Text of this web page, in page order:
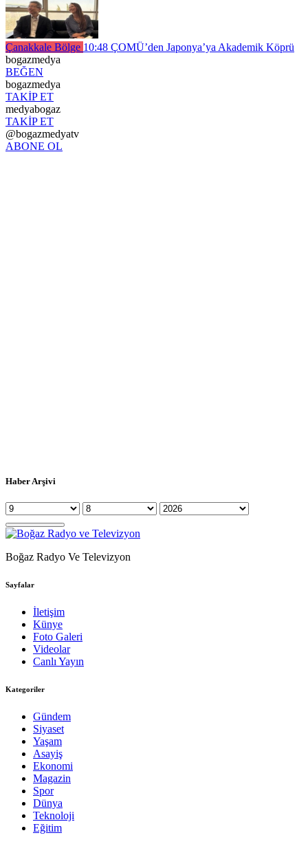
Çanakkale Bölge 10:48 ÇOMÜ’den Japonya’ya Akademik Köprü
bogazmedya
BEĞEN
bogazmedya
TAKİP ET
medyabogaz
TAKİP ET
@bogazmedyatv
ABONE OL
Haber Arşivi
Boğaz Radyo Ve Televizyon
Sayfalar
İletişim
Künye
Foto Galeri
Videolar
Canlı Yayın
Kategoriler
Gündem
Siyaset
Yaşam
Asayiş
Ekonomi
Magazin
Spor
Dünya
Teknoloji
Eğitim